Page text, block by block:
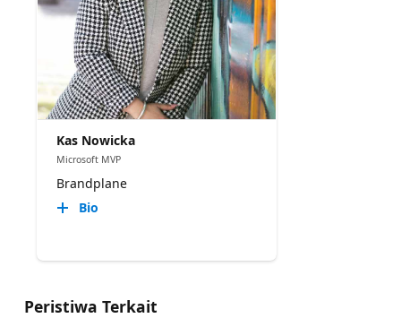
Kas Nowicka
Microsoft MVP
Brandplane
Bio
Peristiwa Terkait